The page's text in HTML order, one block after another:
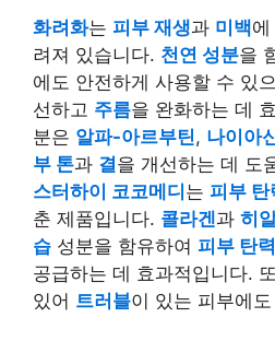
화려화는 피부 재생과 미백
려져 있습니다. 천연 성분을
에도 안전하게 사용할 수 있
선하고 주름을 완화하는 데
분은 알파-아르부틴, 나이아
부 톤과 결을 개선하는 데 도
스터하이 코코메디는 피부 탄
춘 제품입니다. 콜라겐과 히
습 성분을 함유하여 피부 탄력
공급하는 데 효과적입니다.
있어 트러블이 있는 피부에